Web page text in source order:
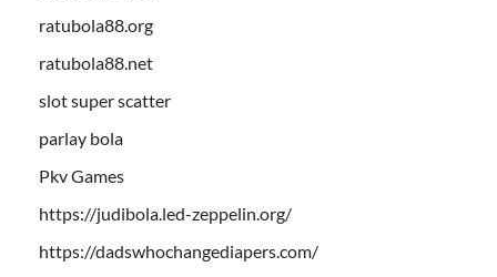
ratubola88.org
ratubola88.net
slot super scatter
parlay bola
Pkv Games
https://judibola.led-zeppelin.org/
https://dadswhochangediapers.com/